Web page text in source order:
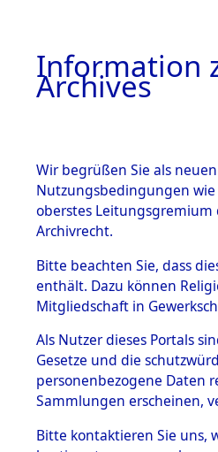
BESTÄNDE
1.
mente
5. Verschiedenes
5.3
Todesmärsche
5.3.1 Alliierte
Erhebungen
Information
Archives
Wir begrüßen Sie als
Nutzungsbedingungen wie
oberstes
Archivrecht.
Bitte beachten Sie, dass
enthält. Dazu können
Mitgliedschaft in
Als Nutzer dieses Portals
Gesetze und die
personenbezogene Daten
Sammlungen erscheinen,
Bitte kontaktieren Sie uns,